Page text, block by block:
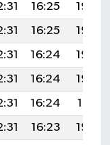
16:25
19:45
16:25
19:44
16:24
19:43
16:24
19:42
16:24
19:41
16:23
19:40